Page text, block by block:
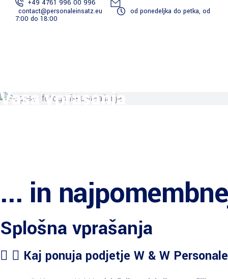
+49 4761 996 00 996
contact@personaleinsatz.eu
od ponedeljka do petka, od
7:00 do 18:00
Vaša vprašanja
... in
Splošna vprašanja
Kaj ponuja podjetje W & W